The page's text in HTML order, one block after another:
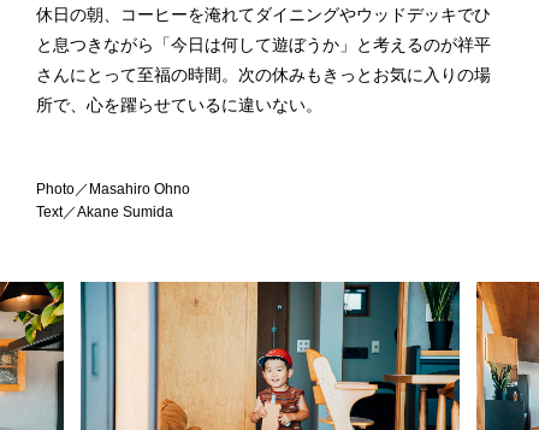
休日の朝、コーヒーを淹れてダイニングやウッドデッキでひ
と息つきながら「今日は何して遊ぼうか」と考えるのが祥平
さんにとって至福の時間。次の休みもきっとお気に入りの場
所で、心を躍らせているに違いない。
Photo／Masahiro Ohno
Text／Akane Sumida